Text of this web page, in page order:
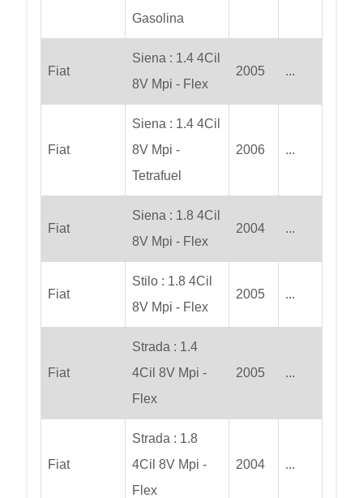
Gasolina
Fiat
Siena : 1.4 4Cil
8V Mpi - Flex
2005 ...
Fiat
Siena : 1.4 4Cil
8V Mpi -
Tetrafuel
2006 ...
Fiat
Siena : 1.8 4Cil
8V Mpi - Flex
2004 ...
Fiat
Stilo : 1.8 4Cil
8V Mpi - Flex
2005 ...
Fiat
Strada : 1.4
4Cil 8V Mpi -
Flex
2005 ...
Fiat
Strada : 1.8
4Cil 8V Mpi -
Flex
2004 ...